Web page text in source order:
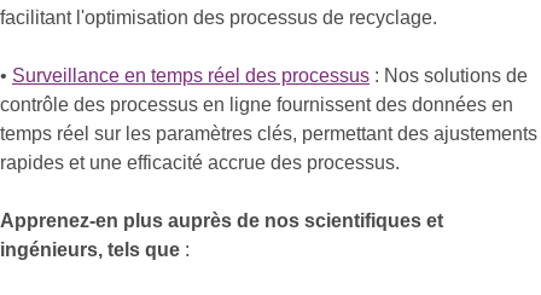
facilitant l'optimisation des processus de recyclage.
• Surveillance en temps réel des processus : Nos solutions de
contrôle des processus en ligne fournissent des données en
temps réel sur les paramètres clés, permettant des ajustements
rapides et une efficacité accrue des processus.
Apprenez-en plus auprès de nos scientifiques et
ingénieurs, tels que :